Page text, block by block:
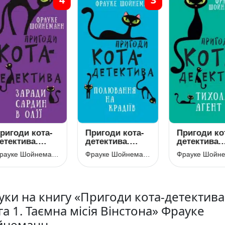
кота-
4:
сардин
Фрауке Шойнеманн
Пригоди кота-
детектива.
Книга 3:
Полювання на
крадіїв
Фрауке Шойнеманн
Пригоди
детектива.
Книга 2.
Тихолапий
агент
на книгу «Пригоди кота-
1. Таємна місія Вінстона» Фрауке